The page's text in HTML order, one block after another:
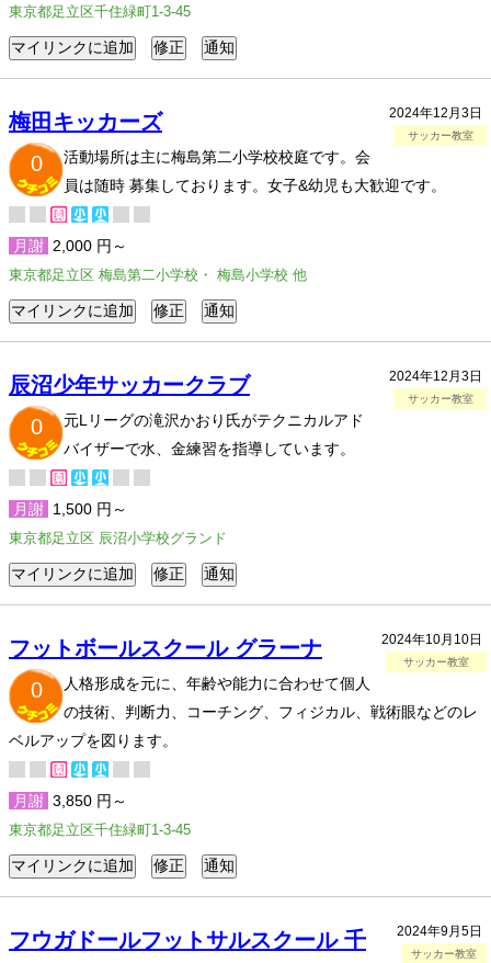
東京都足立区千住緑町1-3-45
2024年12月3日
サッカー教室
梅田キッカーズ
0
活動場所は主に梅島第二小学校校庭です。会
員は随時 募集しております。女子&幼児も大歓迎です。
月謝 2,000 円～
東京都足立区 梅島第二小学校・ 梅島小学校 他
2024年12月3日
サッカー教室
辰沼少年サッカークラブ
0
元Lリーグの滝沢かおり氏がテクニカルアド
バイザーで水、金練習を指導しています。
月謝 1,500 円～
東京都足立区 辰沼小学校グランド
2024年10月10日
サッカー教室
フットボールスクール グラーナ
0
人格形成を元に、年齢や能力に合わせて個人
の技術、判断力、コーチング、フィジカル、戦術眼などのレ
ベルアップを図ります。
月謝 3,850 円～
東京都足立区千住緑町1-3-45
2024年9月5日
サッカー教室
フウガドールフットサルスクール 千